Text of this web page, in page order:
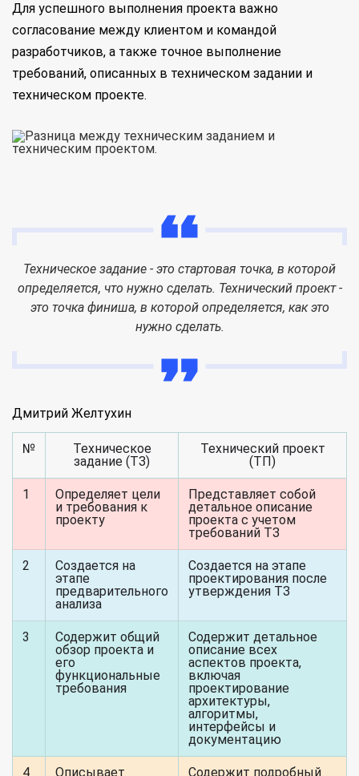
Для успешного выполнения проекта важно
согласование между клиентом и командой
разработчиков, а также точное выполнение
требований, описанных в техническом задании и
техническом проекте.
Техническое задание - это стартовая точка, в которой
определяется, что нужно сделать. Технический проект -
это точка финиша, в которой определяется, как это
нужно сделать.
Дмитрий Желтухин
№
Техническое
задание (ТЗ)
Технический проект
(ТП)
1
Определяет цели
и требования к
проекту
Представляет собой
детальное описание
проекта с учетом
требований ТЗ
2
Создается на
этапе
предварительного
анализа
Создается на этапе
проектирования после
утверждения ТЗ
3
Содержит общий
обзор проекта и
его
функциональные
требования
Содержит детальное
описание всех
аспектов проекта,
включая
проектирование
архитектуры,
алгоритмы,
интерфейсы и
документацию
4
Описывает
Содержит подробный